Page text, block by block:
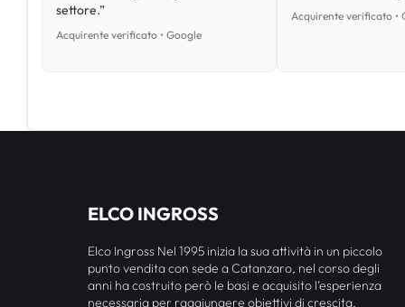
settore.”
Acquirente verificato • Google
Acquirente verificato •
ELCO INGROSS
Elco Ingross Nel 1995 inizia la sua attività in un piccolo
punto vendita con sede a Catanzaro, nel corso degli
anni ha costruito però le basi e acquisito l’esperienza
necessaria per raggiungere obiettivi di crescita,